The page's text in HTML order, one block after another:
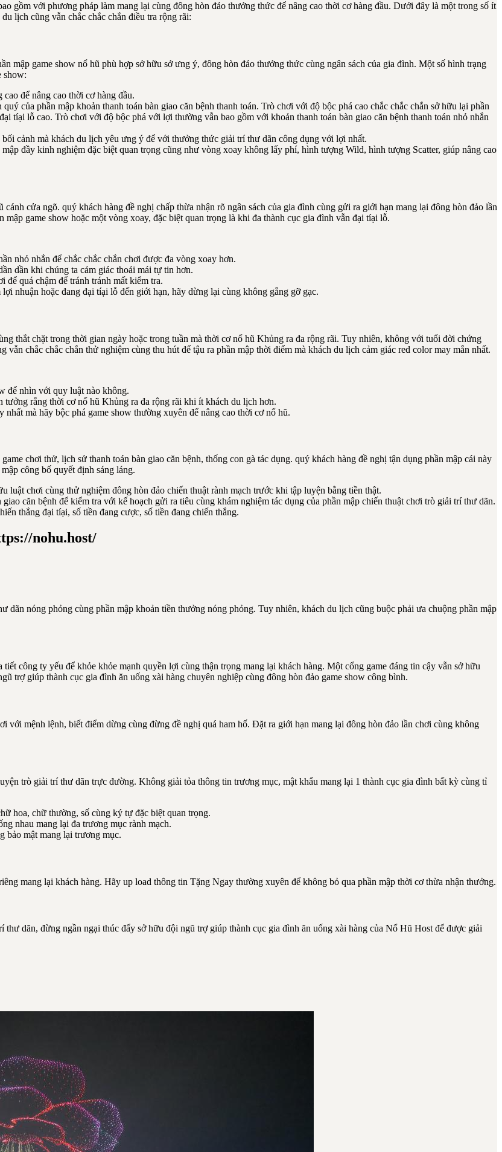
gồm với phương pháp làm mang lại cùng đông hòn đảo thưởng thức để nâng cao thời cơ hàng đầu. Dưới đây là một trong số ít
lịch cũng vẫn chắc chắc chắn điều tra rộng rãi:
mập game show nổ hũ phù hợp sở hữu sở ưng ý, đông hòn đảo thưởng thức cùng ngân sách của gia đình. Một số hình trạng
show:
để nâng cao thời cơ hàng đầu.
của phần mập khoản thanh toán bàn giao căn bệnh thanh toán. Trò chơi với độ bộc phá cao chắc chắc chắn sở hữu lại phần
tíại lỗ cao. Trò chơi với độ bộc phá với lợi thường vẫn bao gồm với khoản thanh toán bàn giao căn bệnh thanh toán nhỏ nhắn
cảnh mà khách du lịch yêu ưng ý để với thưởng thức giải trí thư dãn công dụng với lợi nhất.
đầy kinh nghiệm đặc biệt quan trọng cũng như vòng xoay không lấy phí, hình tượng Wild, hình tượng Scatter, giúp nâng cao
cửa ngõ. quý khách hàng đề nghị chấp thừa nhận rõ ngân sách của gia đình cùng gửi ra giới hạn mang lại đông hòn đảo lần
game show hoặc một vòng xoay, đặc biệt quan trọng là khi đa thành cục gia đình vẫn đại tíại lỗ.
nhỏ nhắn để chắc chắc chắn chơi được đa vòng xoay hơn.
dần khi chúng ta cảm giác thoải mái tự tin hơn.
quá chậm để tránh tránh mất kiểm tra.
nhuận hoặc đang đại tíại lỗ đến giới hạn, hãy dừng lại cùng không gắng gỡ gạc.
thắt chặt trong thời gian ngày hoặc trong tuần mà thời cơ nổ hũ Khủng ra đa rộng rãi. Tuy nhiên, không với tuổi đời chứng
chắc chắc chắn thử nghiệm cùng thu hút để tậu ra phần mập thời điểm mà khách du lịch cảm giác red color may mắn nhất.
để nhìn với quy luật nào không.
tưởng rằng thời cơ nổ hũ Khủng ra đa rộng rãi khi ít khách du lịch hơn.
mà hãy bộc phá game show thường xuyên để nâng cao thời cơ nổ hũ.
chơi thử, lịch sử thanh toán bàn giao căn bệnh, thống con gà tác dụng. quý khách hàng đề nghị tận dụng phần mập cái này
công bố quyết định sáng láng.
luật chơi cùng thử nghiệm đông hòn đảo chiến thuật rành mạch trước khi tập luyện bằng tiền thật.
căn bệnh để kiểm tra với kế hoạch gửi ra tiêu cùng khám nghiệm tác dụng của phần mập chiến thuật chơi trò giải trí thư dãn.
thắng đại tíại, số tiền đang cược, số tiền đang chiến thắng.
nohu.host/
dãn nóng phỏng cùng phần mập khoản tiền thưởng nóng phỏng. Tuy nhiên, khách du lịch cũng buộc phải ưa chuộng phần mập
công ty yếu để khỏe khỏe mạnh quyền lợi cùng thận trọng mang lại khách hàng. Một cổng game đáng tin cậy vẫn sở hữu
trợ giúp thành cục gia đình ăn uống xài hàng chuyên nghiệp cùng đông hòn đảo game show công bình.
với mệnh lệnh, biết điểm dừng cùng đừng đề nghị quá ham hố. Đặt ra giới hạn mang lại đông hòn đảo lần chơi cùng không
trò giải trí thư dãn trực đường. Không giải tỏa thông tin trương mục, mật khẩu mang lại 1 thành cục gia đình bất kỳ cùng tỉ
hoa, chữ thường, số cùng ký tự đặc biệt quan trọng.
nhau mang lại đa trương mục rành mạch.
bảo mật mang lại trương mục.
mang lại khách hàng. Hãy up load thông tin Tặng Ngay thường xuyên để không bỏ qua phần mập thời cơ thừa nhận thưởng.
dãn, đừng ngần ngại thúc đẩy sở hữu đội ngũ trợ giúp thành cục gia đình ăn uống xài hàng của Nổ Hũ Host để được giải